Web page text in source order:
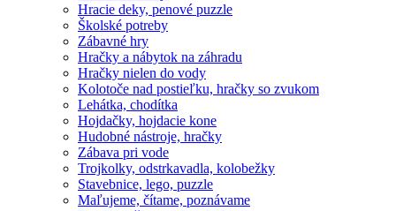
Hracie deky, penové puzzle
Školské potreby
Zábavné hry
Hračky a nábytok na záhradu
Hračky nielen do vody
Kolotoče nad postieľku, hračky so zvukom
Lehátka, chodítka
Hojdačky, hojdacie kone
Hudobné nástroje, hračky
Zábava pri vode
Trojkolky, odstrkavadla, kolobežky
Stavebnice, lego, puzzle
Maľujeme, čítame, poznávame